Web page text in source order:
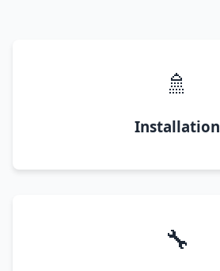
🚿
Installation
🔧